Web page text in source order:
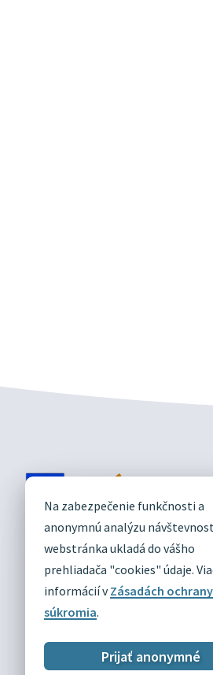
Na zabezpečenie funkčnosti a
anonymnú analýzu
webstránka ukladá do vášho
prehliadača "cookies" údaje.
informácií vZásadách ochrany
súkromia.
Prijať anonymné
DIVÍN
OFICIÁLNE STRÁNKY
Technický prevádzkovateľ:
Správca obsahu:Obec Divín
Posledná aktualizácia:03.08.2026
Mapa
Vyhlásenie
Zásady ochrany osobných údajov